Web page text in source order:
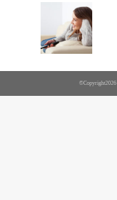
©Copyright2026